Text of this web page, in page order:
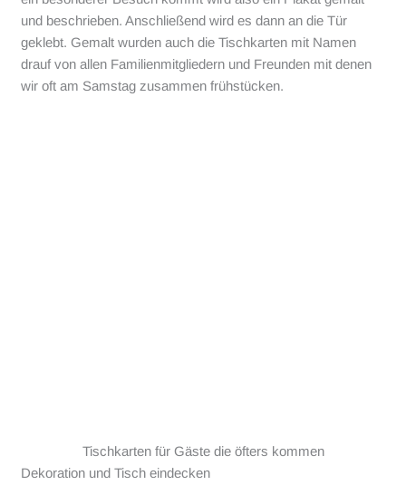
und beschrieben. Anschließend wird es dann an die Tür
geklebt. Gemalt wurden auch die Tischkarten mit Namen
drauf von allen Familienmitgliedern und Freunden mit denen
wir oft am Samstag zusammen frühstücken.
Tischkarten für Gäste die öfters kommen
Dekoration und Tisch eindecken